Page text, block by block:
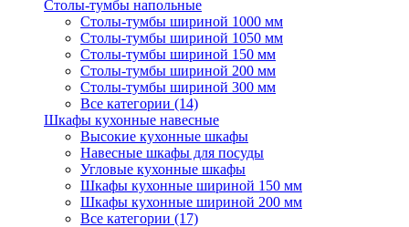
Столы-тумбы напольные
Столы-тумбы шириной 1000 мм
Столы-тумбы шириной 1050 мм
Столы-тумбы шириной 150 мм
Столы-тумбы шириной 200 мм
Столы-тумбы шириной 300 мм
Все категории (14)
Шкафы кухонные навесные
Высокие кухонные шкафы
Навесные шкафы для посуды
Угловые кухонные шкафы
Шкафы кухонные шириной 150 мм
Шкафы кухонные шириной 200 мм
Все категории (17)